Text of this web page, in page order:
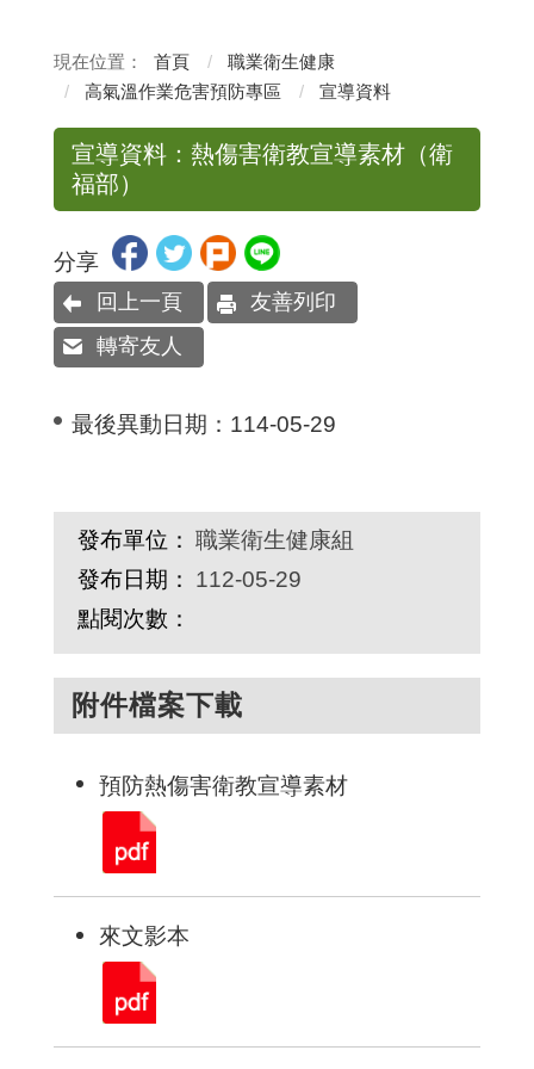
首頁
職業衛生健康
高氣溫作業危害預防專區
宣導資料
宣導資料：熱傷害衛教宣導素材（衛
福部）
分享
回上一頁
友善列印
轉寄友人
最後異動日期： 114-05-29
發布單位： 職業衛生健康組
發布日期：
112-05-29
點閱次數：
附件檔案下載
預防熱傷害衛教宣導素材
來文影本